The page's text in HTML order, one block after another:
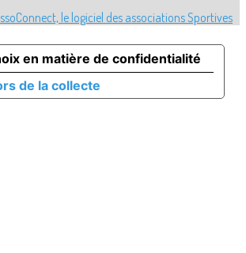
le logiciel des associations Sportives
de la collecte
en matière de confidentialité